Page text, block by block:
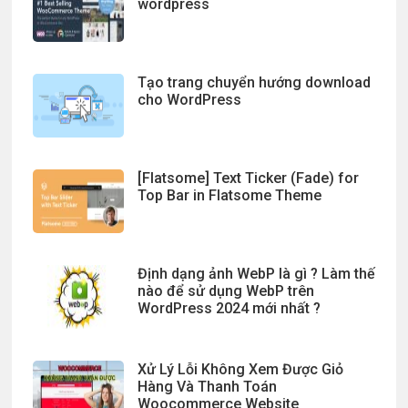
wordpress
Tạo trang chuyển hướng download
cho WordPress
[Flatsome] Text Ticker (Fade) for
Top Bar in Flatsome Theme
Định dạng ảnh WebP là gì ? Làm thế
nào để sử dụng WebP trên
WordPress 2024 mới nhất ?
Xử Lý Lỗi Không Xem Được Giỏ
Hàng Và Thanh Toán
Woocommerce Website